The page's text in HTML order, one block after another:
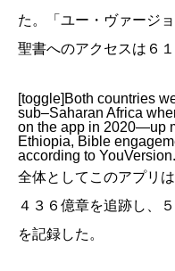
た。「ユー・ヴァージ
聖書へのアクセスは６
[toggle]Both countries
sub–Saharan Africa
on the app in 2020—up
Ethiopia, Bible
according to
全体としてこのアプリ
４３６億章を追跡し、
を記録した。